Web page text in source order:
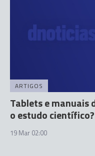
ARTIGOS
Tablets e manuais
o estudo científico?
19 Mar 02:00